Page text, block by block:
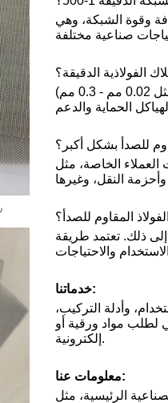
وقوة الشبكة، وهي
الفولاذية الدقيقة؟
ج: يعتمد قطر سلك شبكة أسلاك الفولاذ المقاوم للصدأ الدقيقة على ظروف الاستخدام. على سبيل المثال، يُشترط قطر سلك أرق (مثل 0.02 مم - 0.3 مم)
للصدأ بشكل أكبر؟
العملاء الخاصة، مثل
المقاوم للصدأ؟
ذلك. تعتمد طريقة
خدماتنا:
وأدلة التركيب،
لطلب مواد ورقية أو
إلكترونية.
معلومات عنا:
الرئيسية، مثل